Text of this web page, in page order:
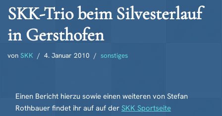
SKK-Trio beim Silvesterlauf
in Gersthofen
von SKK 4. Januar 2010 sonstiges
Einen Bericht hierzu sowie einen weiteren von Stefan
Rothbauer findet ihr auf auf der SKK Sportseite